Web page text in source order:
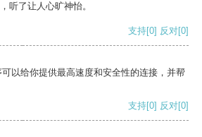
听了让人心旷神怡。
支持[0] 反对[0]
以给你提供最高速度和安全性的连接，并帮
支持[0] 反对[0]